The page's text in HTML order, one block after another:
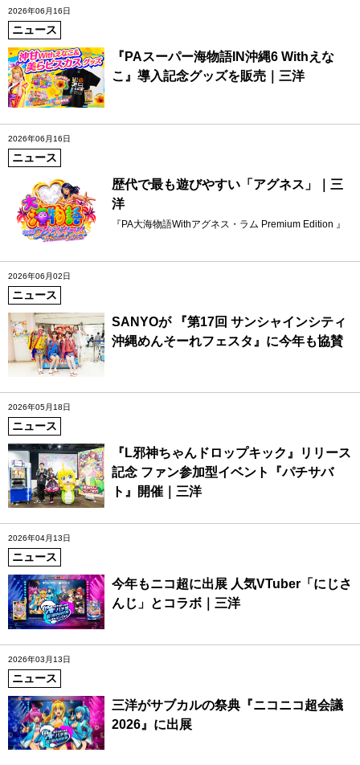
2026年06月16日
ニュース
『PAスーパー海物語IN沖縄6 Withえな
こ』導入記念グッズを販売｜三洋
2026年06月16日
ニュース
歴代で最も遊びやすい「アグネス」｜三
洋
『PA大海物語Withアグネス・ラム Premium Edition 』
2026年06月02日
ニュース
SANYOが 『第17回 サンシャインシティ
沖縄めんそーれフェスタ』に今年も協賛
2026年05月18日
ニュース
『L邪神ちゃんドロップキック』リリース
記念 ファン参加型イベント『パチサバ
ト』開催｜三洋
2026年04月13日
ニュース
今年もニコ超に出展 人気VTuber「にじさ
んじ」とコラボ｜三洋
2026年03月13日
ニュース
三洋がサブカルの祭典『ニコニコ超会議
2026』に出展